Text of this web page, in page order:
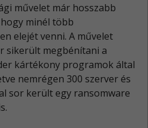
művelet már hosszabb
minél több
elejét venni. A művelet
sikerült megbénítani a
kártékony programok által
nemrégen 300 szerver és
sor került egy ransomware